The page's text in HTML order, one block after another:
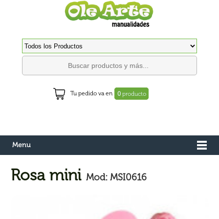
Tu pedido va en 0 producto
Menu
Rosa mini Mod: MSI0616